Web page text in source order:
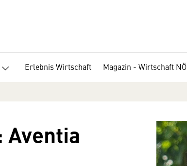
Erlebnis Wirtschaft Magazin - Wirtschaft NÖ